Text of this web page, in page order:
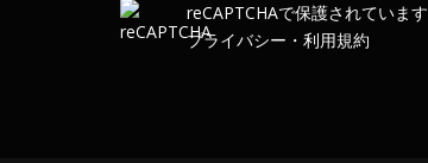
reCAPTCHAで保護されています
プライバシー ・ 利用規約